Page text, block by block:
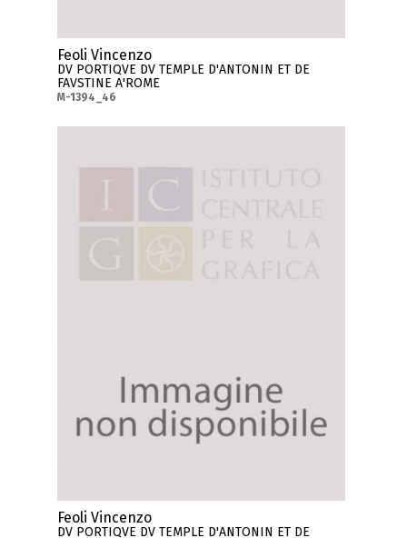
Feoli Vincenzo
DV PORTIQVE DV TEMPLE D'ANTONIN ET DE
FAVSTINE A'ROME
M-1394_46
Feoli Vincenzo
DV PORTIQVE DV TEMPLE D'ANTONIN ET DE